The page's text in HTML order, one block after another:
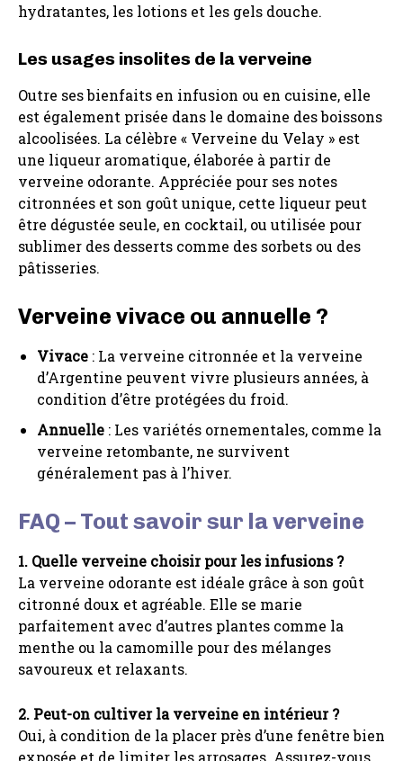
hydratantes, les lotions et les gels douche.
Les usages insolites de la verveine
Outre ses bienfaits en infusion ou en cuisine, elle
est également prisée dans le domaine des boissons
alcoolisées. La célèbre « Verveine du Velay » est
une liqueur aromatique, élaborée à partir de
verveine odorante. Appréciée pour ses notes
citronnées et son goût unique, cette liqueur peut
être dégustée seule, en cocktail, ou utilisée pour
sublimer des desserts comme des sorbets ou des
pâtisseries.
Verveine vivace ou annuelle ?
Vivace : La verveine citronnée et la verveine
d’Argentine peuvent vivre plusieurs années, à
condition d’être protégées du froid.
Annuelle : Les variétés ornementales, comme la
verveine retombante, ne survivent
généralement pas à l’hiver.
FAQ – Tout savoir sur la verveine
1. Quelle verveine choisir pour les infusions ?
La verveine odorante est idéale grâce à son goût
citronné doux et agréable. Elle se marie
parfaitement avec d’autres plantes comme la
menthe ou la camomille pour des mélanges
savoureux et relaxants.
2. Peut-on cultiver la verveine en intérieur ?
Oui, à condition de la placer près d’une fenêtre bien